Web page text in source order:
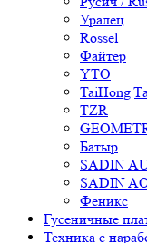
Уралец
Rossel
Файтер
YTO
TZR
Батыр
SADIN
SADIN
Феникс
Гусеничные
Техника с